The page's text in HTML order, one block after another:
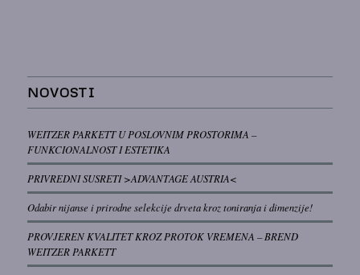
NOVOSTI
WEITZER PARKETT U POSLOVNIM PROSTORIMA –
FUNKCIONALNOST I ESTETIKA
PRIVREDNI SUSRETI >ADVANTAGE AUSTRIA<
Odabir nijanse i prirodne selekcije drveta kroz toniranja i dimenzije!
PROVJEREN KVALITET KROZ PROTOK VREMENA – BREND
WEITZER PARKETT